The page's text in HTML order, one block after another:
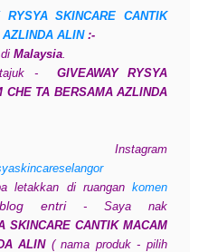
RYSYA SKINCARE CANTIK
AZLINDA ALIN :-
Malaysia
- GIVEAWAY RYSYA
CHE TA BERSAMA AZLINDA
letakkan di ruangan komen
entri - Saya nak
SKINCARE CANTIK MACAM
ALIN ( nama produk - pilih